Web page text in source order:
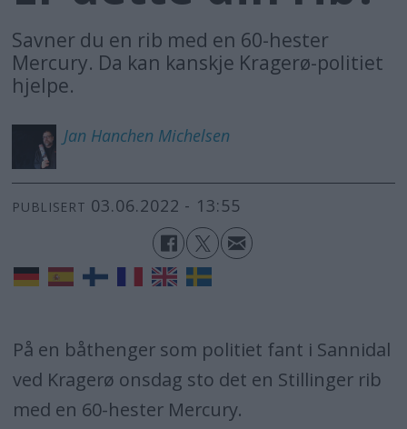
Savner du en rib med en 60-hester
Mercury. Da kan kanskje Kragerø-politiet
hjelpe.
Jan Hanchen Michelsen
PUBLISERT 03.06.2022 - 13:55
På en båthenger som politiet fant i Sannidal
ved Kragerø onsdag sto det en Stillinger rib
med en 60-hester Mercury.